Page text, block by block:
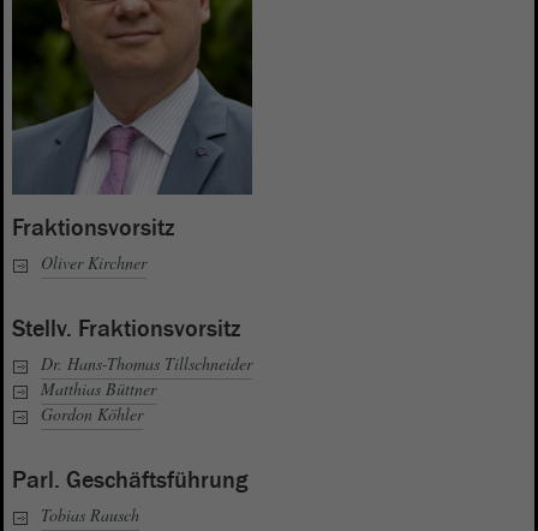
Fraktionsvorsitz
Oliver Kirchner
Stellv. Fraktionsvorsitz
Dr. Hans-Thomas Tillschneider
Matthias Büttner
Gordon Köhler
Parl. Geschäftsführung
Tobias Rausch